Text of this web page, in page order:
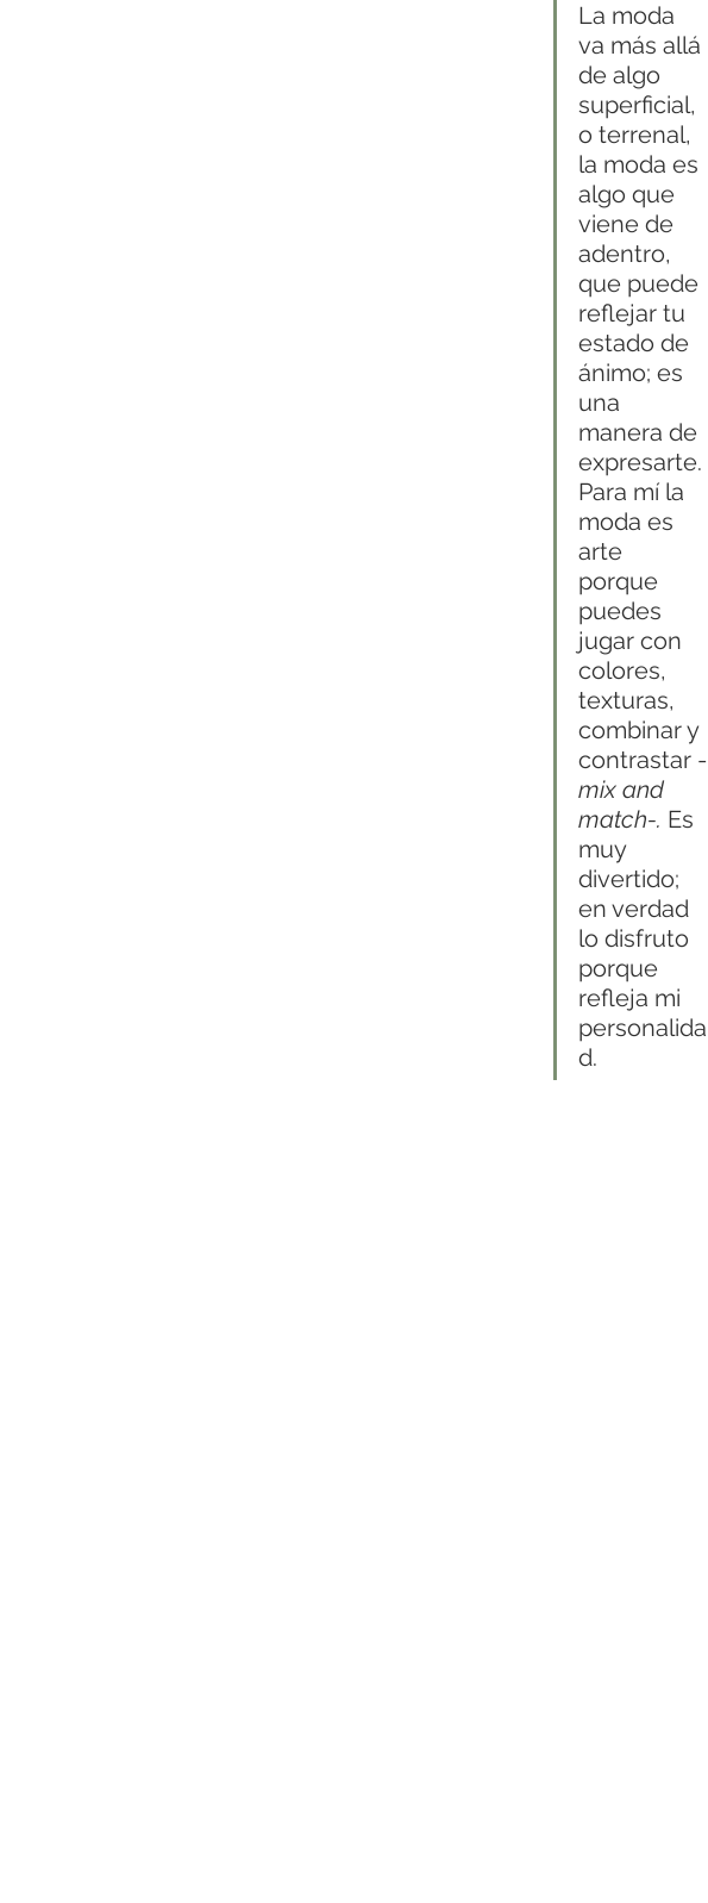
La moda
va más allá
de algo
superficial,
o terrenal,
la moda es
algo que
viene de
adentro,
que puede
reflejar tu
estado de
ánimo; es
una
manera de
expresarte.
Para mí la
moda es
arte
porque
puedes
jugar con
colores,
texturas,
combinar y
contrastar -
mix and
match-. Es
muy
divertido;
en verdad
lo disfruto
porque
refleja mi
personalida
d.